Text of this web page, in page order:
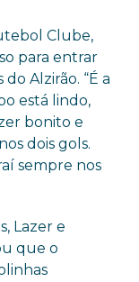
Clube,
para entrar
Alzirão. “É a
está lindo,
bonito e
dois gols.
sempre nos
Lazer e
que o